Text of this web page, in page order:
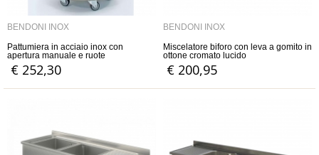
BENDONI INOX
Pattumiera in acciaio inox con
apertura manuale e ruote
€ 252,30
BENDONI INOX
Miscelatore biforo con leva a gomito in
ottone cromato lucido
€ 200,95